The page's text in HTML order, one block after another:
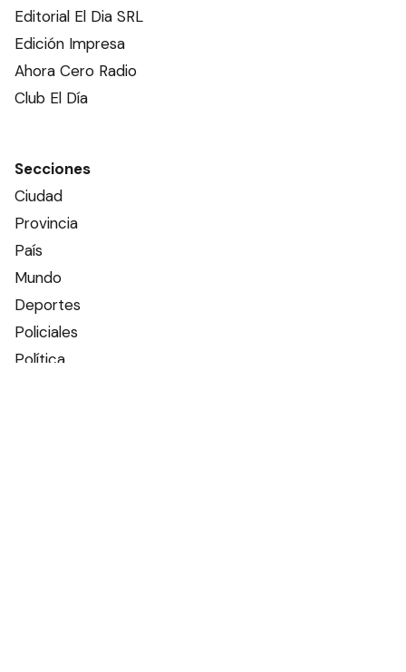
Editorial El Dia SRL
Edición Impresa
Ahora Cero Radio
Club El Día
Secciones
Ciudad
Provincia
País
Mundo
Deportes
Policiales
Política